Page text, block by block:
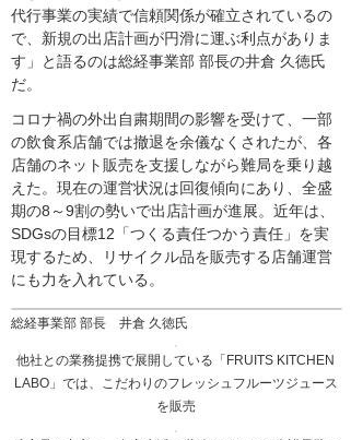
総経事業部 部長 井倉 久徳氏
代行事業の実績で信頼関係が確立されているの
で、新規の出店計画が円滑に運ぶ利点がありま
す」と語るのは総経事業部 部長の井倉 久徳氏
だ。
コロナ禍の外出自粛期間の影響を受けて、一部
の飲食系店舗では撤退を余儀なくされたが、各
店舗のネット販売を支援しながら難局を乗り越
えた。現在の運営状況は回復傾向にあり、全盛
期の8～9割の勢いで出店計画が進展。近年は、
SDGsの目標12「つくる責任つかう責任」を実
現するため、リサイクル品を販売する店舗運営
にも力を入れている。
他社との業務提携で展開している「FRUITS KITCHEN
LABO」では、こだわりのフレッシュフルーツジュース
を販売